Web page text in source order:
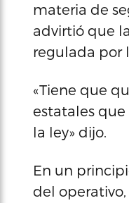
materia de
advirtió que
regulada por
«Tiene que
estatales
la ley» dijo.
En un
del